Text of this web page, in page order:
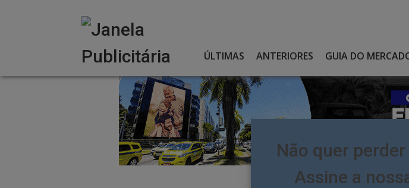
ÚLTIMAS ANTERIORES GUIA DO
Não quer
Assine a